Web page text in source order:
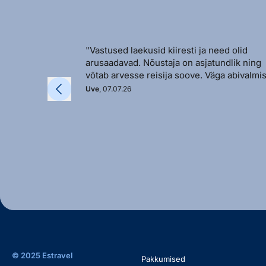
"Vastused laekusid kiiresti ja need olid
arusaadavad. Nõustaja on asjatundlik ning
võtab arvesse reisija soove. Väga
Uve, 07.07.26
© 2025 Estravel Pakkumised